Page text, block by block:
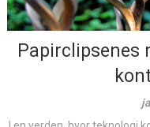
Papirclipsenes